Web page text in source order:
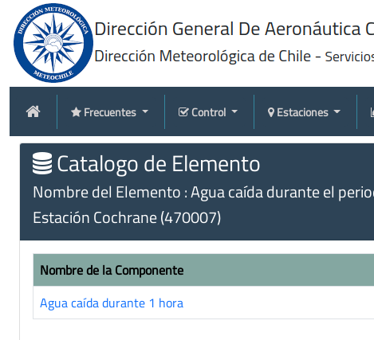
Frecuentes Control Estaciones
Catalogo de Elemento
Nombre del Elemento : Agua caída durante el
Estación Cochrane (470007)
Nombre de la Componente
Agua caída durante 1 hora